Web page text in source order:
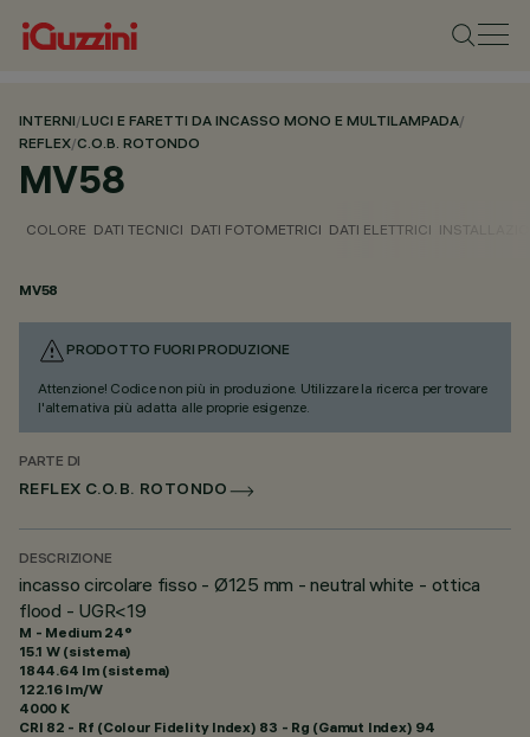
INTERNI/LUCI E FARETTI DA INCASSO MONO E MULTILAMPADA/
REFLEX/C.O.B. ROTONDO
MV58
COLORE DATI TECNICI DATI FOTOMETRICI DATI ELETTRICI
MV58
PRODOTTO FUORI PRODUZIONE
Attenzione! Codice non più in produzione. Utilizzare la ricerca per trovare
l'alternativa più adatta alle proprie esigenze.
PARTE DI
REFLEX C.O.B. ROTONDO
DESCRIZIONE
incasso circolare fisso - Ø125 mm - neutral white - ottica
flood - UGR<19
M - Medium 24°
15.1 W (sistema)
1844.64 lm (sistema)
122.16 lm/W
4000 K
CRI 82 - Rf (Colour Fidelity Index) 83 - Rg (Gamut Index) 94